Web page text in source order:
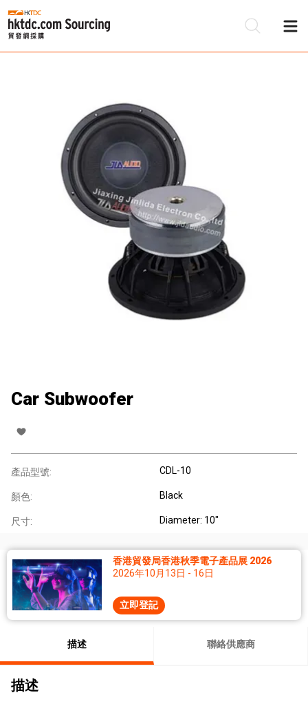
Car Subwoofer
產品型號: CDL-10
顏色: Black
尺寸: Diameter: 10"
香港貿發局香港秋季電子產品展 2026
2026年10月13日 - 16日
立即登記
描述 聯絡供應商
描述